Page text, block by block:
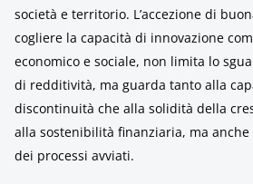
società e territorio. L’accezione di
cogliere la capacità di innovazione
economico e sociale, non limita lo
di redditività, ma guarda tanto alla
discontinuità che alla solidità della
alla sostenibilità finanziaria, ma
dei processi avviati.